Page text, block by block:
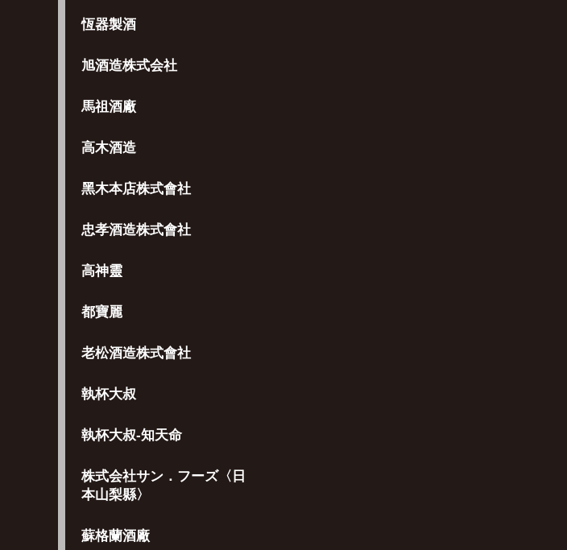
恆器製酒
旭酒造株式会社
馬祖酒廠
高木酒造
黑木本店株式會社
忠孝酒造株式會社
高神靈
都寶麗
老松酒造株式會社
執杯大叔
執杯大叔-知天命
株式会社サン．フーズ〈日
本山梨縣〉
蘇格蘭酒廠